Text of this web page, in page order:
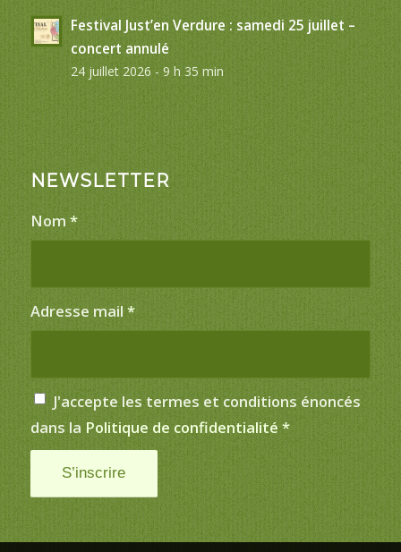
Festival Just’en Verdure : samedi 25 juillet –
concert annulé
24 juillet 2026 - 9 h 35 min
NEWSLETTER
Nom *
Adresse mail *
J'accepte les termes et conditions énoncés
dans la Politique de confidentialité *